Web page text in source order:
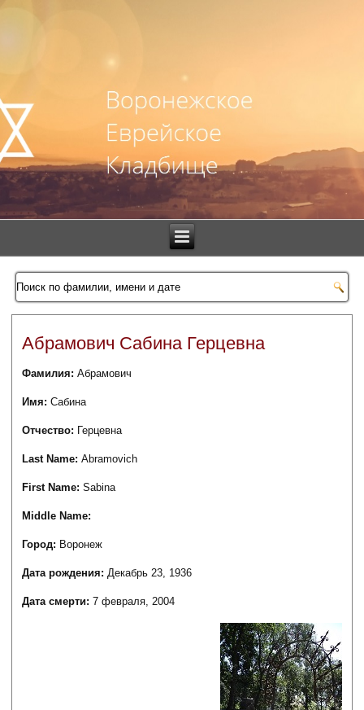
Абрамович Сабина Герцевна
Фамилия:Абрамович
Имя:Сабина
Отчество: Герцевна
Last Name:Abramovich
First Name:Sabina
Middle Name:
Город: Воронеж
Дата рождения:Декабрь 23, 1936
Дата смерти:7 февраля, 2004